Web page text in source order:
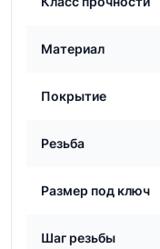
Материал
Покрытие
Резьба
Размер под ключ
Шаг резьбы